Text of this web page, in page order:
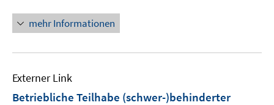
mehr Informationen
Externer Link
Betriebliche Teilhabe (schwer-)behinderter